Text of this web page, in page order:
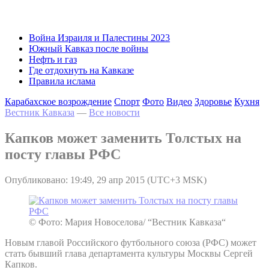
Война Израиля и Палестины 2023
Южный Кавказ после войны
Нефть и газ
Где отдохнуть на Кавказе
Правила ислама
Карабахское возрождение Спорт Фото Видео Здоровье Кухня
Вестник Кавказа — Все новости
Капков может заменить Толстых на
посту главы РФС
Опубликовано: 19:49, 29 апр 2015 (UTC+3 MSK)
© Фото: Мария Новоселова/ “Вестник Кавказа“
Новым главой Российского футбольного союза (РФС) может
стать бывший глава департамента культуры Москвы Сергей
Капков.